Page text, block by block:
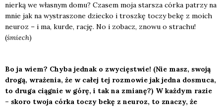
nier­ką we wła­snym domu? Cza­sem moja star­sza cór­ka patrzy na
mnie jak na wystra­szo­ne dziec­ko i trosz­kę toczy bekę z moich
neu­roz – i ma, kur­de, rację. No i zobacz, zno­wu o stra­chu!
(śmiech)
Bo ja wiem? Chy­ba jed­nak o zwy­cię­stwie! (Nie masz, swo­ją
dro­gą, wra­że­nia, że w całej tej roz­mo­wie jak jed­na dosmu­ca,
to dru­ga cią­gnie w górę, i tak na zmia­nę?) W każ­dym razie
– sko­ro two­ja cór­ka toczy bekę z neu­roz, to zna­czy, że